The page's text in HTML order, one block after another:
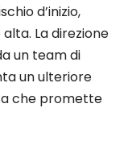
d’inizio,
La direzione
un team di
un ulteriore
che promette